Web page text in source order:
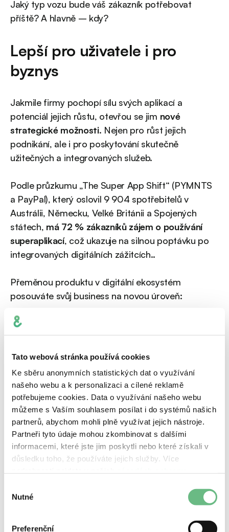
Tato webová stránka používá cookies
Ke sběru anonymních statistických dat o využívání
našeho webu a k personalizaci a cílené reklamě
potřebujeme cookies. Data o využívání našeho webu
můžeme s Vaším souhlasem posílat i do systémů našich
partnerů, abychom mohli plně využívat jejich nástroje.
Partneři tyto údaje mohou zkombinovat s dalšími
informacemi, které jste jim poskytli nebo které získali v
důsledku toho, že používáte jejich služby. Více
souhlasu
Nutné
Preferenční
Jaký typ vozu bude váš zákazník potřebovat
příště? A hlavně – kdy?
Lepší pro uživatele i pro
byznys
Jakmile firmy pochopí sílu svých aplikací a
potenciál jejich růstu, otevřou se jim nové
strategické možnosti. Nejen pro růst jejich
podnikání, ale i pro poskytování skutečně
užitečných a integrovaných služeb.
Podle průzkumu „The Super App Shift“ (PYMNTS
a PayPal), který oslovil 9 904 spotřebitelů v
Austrálii, Německu, Velké Británii a Spojených
státech, má 72 % zákazníků zájem o používání
superaplikací, což ukazuje na silnou poptávku po
integrovaných digitálních zážitcích..
Přeměnou produktu v digitální ekosystém
posouváte svůj business na novou úroveň:
upselling. Čím více hodnoty nabídnete v jednom
rozhraní, tím více důvodů mají uživatelé zůstat a
zapojit se.
Excelentní uživatelská zkušenost
: Dnešní
uživatelé očekávají plynulé a intuitivní řešení.
Dobře navržená superaplikace jim zjednoduší
život tím, že vše potřebné mají na jednom místě.
Efektivnější provoz a chytřejší rozhodování:
Integrací systémů a uživatelských dat odstraníte
: Perfektní zákaznický
zážitek vás odliší od konkurence. Superaplikace
vám pomáhají rychleji reagovat na měnící se